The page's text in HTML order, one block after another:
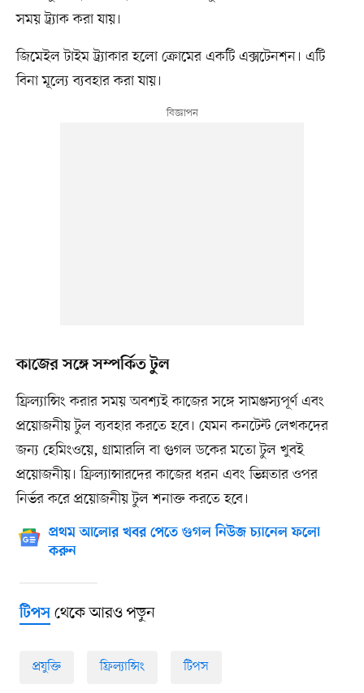
সময় ট্র্যাক করা যায়।
জিমেইল টাইম ট্র্যাকার হলো ক্রোমের একটি এক্সটেনশন। এটি
বিনা মূল্যে ব্যবহার করা যায়।
কাজের সঙ্গে সম্পর্কিত টুল
ফ্রিল্যান্সিং করার সময় অবশ্যই কাজের সঙ্গে সামঞ্জস্যপূর্ণ এবং
প্রয়োজনীয় টুল ব্যবহার করতে হবে। যেমন কনটেন্ট লেখকদের
জন্য হেমিংওয়ে, গ্রামারলি বা গুগল ডকের মতো টুল খুবই
প্রয়োজনীয়। ফ্রিল্যান্সারদের কাজের ধরন এবং ভিন্নতার ওপর
নির্ভর করে প্রয়োজনীয় টুল শনাক্ত করতে হবে।
প্রথম আলোর খবর পেতে গুগল নিউজ চ্যানেল ফলো
করুন
টিপসথেকে আরও পড়ুন
প্রযুক্তি ফ্রিল্যান্সিং টিপস